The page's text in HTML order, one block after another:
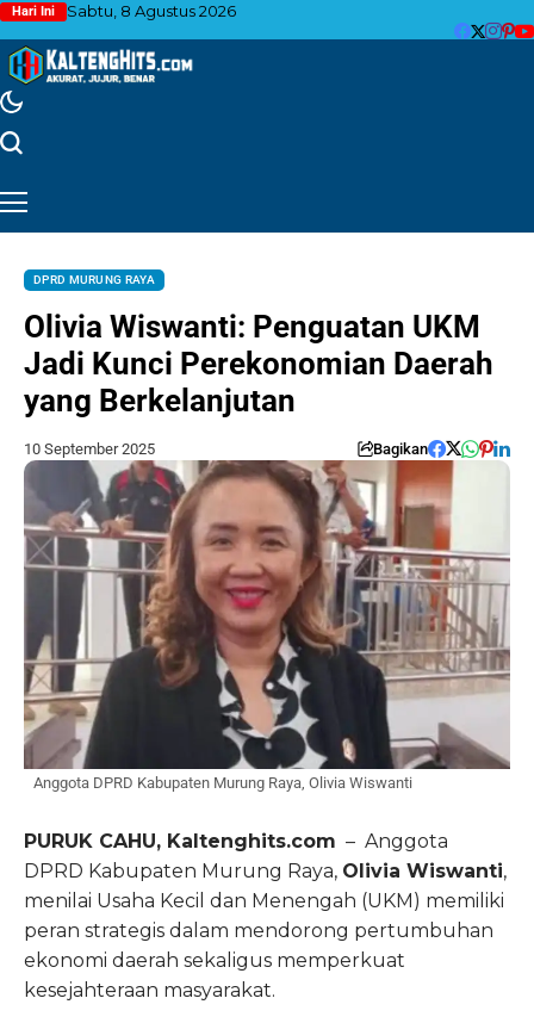
Hari Ini Sabtu, 8 Agustus 2026
DPRD MURUNG RAYA
Olivia Wiswanti: Penguatan UKM
Jadi Kunci Perekonomian Daerah
yang Berkelanjutan
10 September 2025 Bagikan
Anggota DPRD Kabupaten Murung Raya, Olivia Wiswanti
PURUK CAHU, Kaltenghits.com – Anggota
DPRD Kabupaten Murung Raya, Olivia Wiswanti,
menilai Usaha Kecil dan Menengah (UKM) memiliki
peran strategis dalam mendorong pertumbuhan
ekonomi daerah sekaligus memperkuat
kesejahteraan masyarakat.